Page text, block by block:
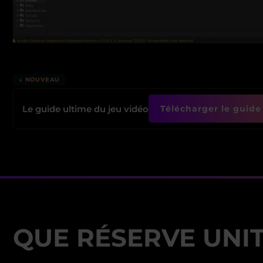
↓ NOUVEAU
Le guide ultime du jeu vidéo Télécharger le
QUE RÉSERVE